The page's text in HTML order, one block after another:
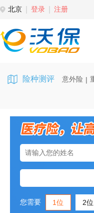
北京 登录 注册
险种测评 意外险 |
您需要 1位 2位